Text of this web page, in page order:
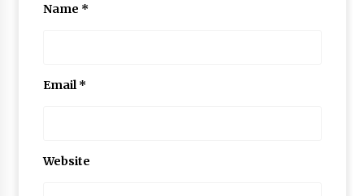
Name *
Email*
Website